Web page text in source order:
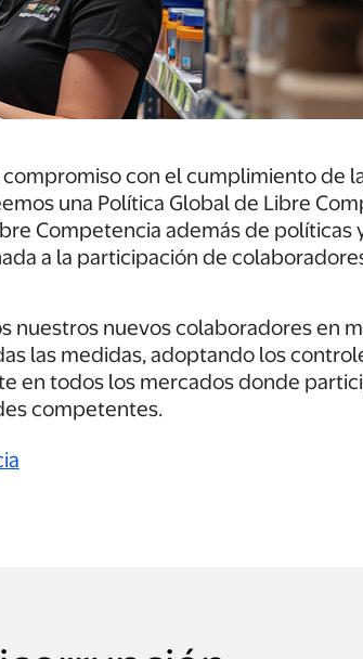
con el cumplimiento de
una Política Global de Libre
Competencia además de políticas
a la participación de
nuestros nuevos colaboradores en
las medidas, adoptando los
en todos los mercados donde
competentes.